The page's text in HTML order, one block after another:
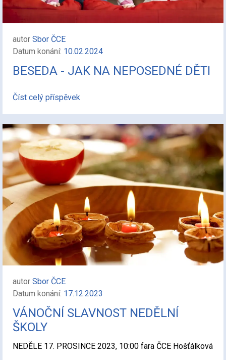
autor Sbor ČCE
Datum konání: 10.02.2024
BESEDA - JAK NA NEPOSEDNÉ DĚTI
Číst celý příspěvek
autor Sbor ČCE
Datum konání: 17.12.2023
VÁNOČNÍ SLAVNOST NEDĚLNÍ
ŠKOLY
NEDĚLE 17. PROSINCE 2023, 10:00 fara ČCE Hošťálková